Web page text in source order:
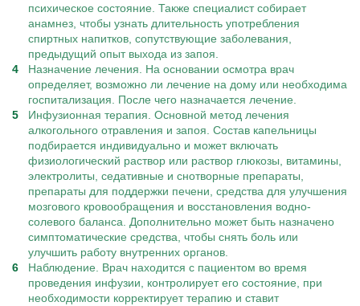
психическое состояние. Также специалист собирает
анамнез, чтобы узнать длительность употребления
спиртных напитков, сопутствующие заболевания,
предыдущий опыт выхода из запоя.
Назначение лечения. На основании осмотра врач
определяет, возможно ли лечение на дому или необходима
госпитализация. После чего назначается лечение.
Инфузионная терапия. Основной метод лечения
алкогольного отравления и запоя. Состав капельницы
подбирается индивидуально и может включать
физиологический раствор или раствор глюкозы, витамины,
электролиты, седативные и снотворные препараты,
препараты для поддержки печени, средства для улучшения
мозгового кровообращения и восстановления водно-
солевого баланса. Дополнительно может быть назначено
симптоматические средства, чтобы снять боль или
улучшить работу внутренних органов.
Наблюдение. Врач находится с пациентом во время
проведения инфузии, контролирует его состояние, при
необходимости корректирует терапию и ставит